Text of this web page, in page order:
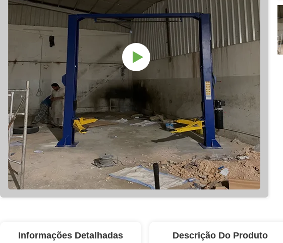
Informações Detalhadas Descrição Do Produto